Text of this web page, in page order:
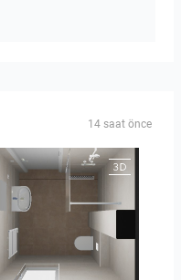
14 saat önce
25-5004 bnr. 44